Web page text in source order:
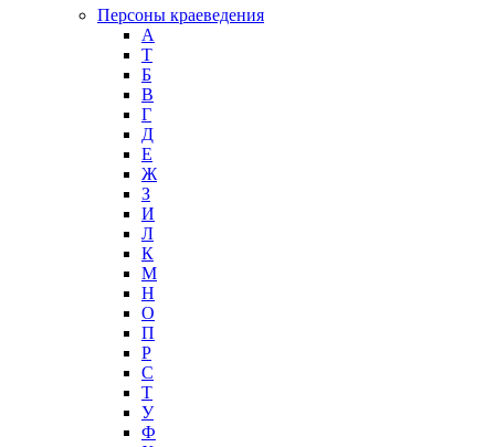
Персоны краеведения
А
T
Б
В
Г
Д
Е
Ж
З
И
Л
К
М
Н
О
П
Р
С
Т
У
Ф